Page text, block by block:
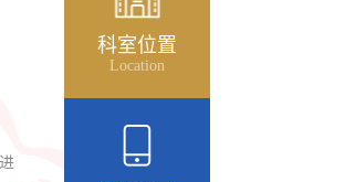
科室位置
Location